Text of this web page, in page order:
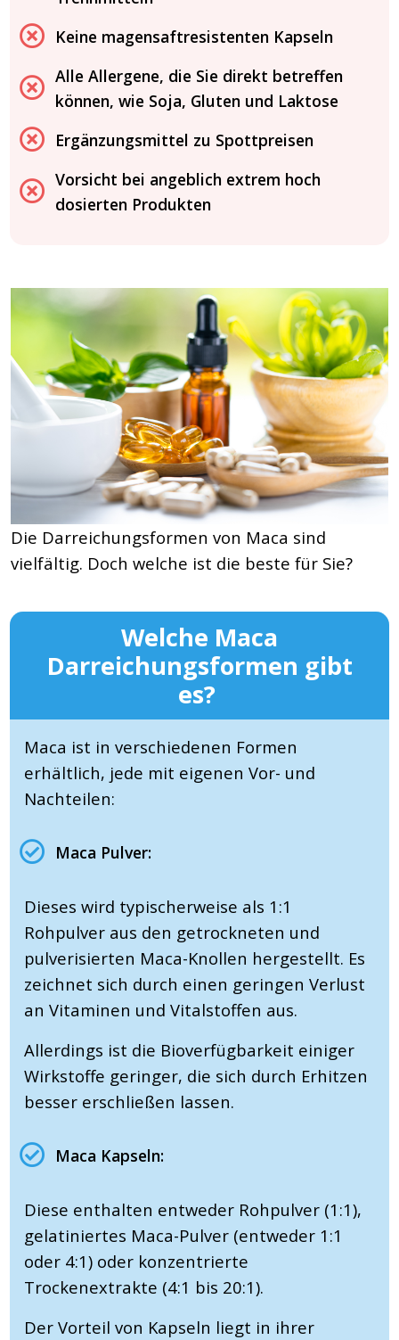
Keine magensaftresistenten Kapseln
Alle Allergene, die Sie direkt betreffen
können, wie Soja, Gluten und Laktose
Ergänzungsmittel zu Spottpreisen
Vorsicht bei angeblich extrem hoch
dosierten Produkten
Die Darreichungsformen von Maca sind
vielfältig. Doch welche ist die beste für Sie?
Welche Maca
Darreichungsformen gibt
es?
Maca ist in verschiedenen Formen
erhältlich, jede mit eigenen Vor- und
Nachteilen:
Maca Pulver:
Dieses wird typischerweise als 1:1
Rohpulver aus den getrockneten und
pulverisierten Maca-Knollen hergestellt. Es
zeichnet sich durch einen geringen Verlust
an Vitaminen und Vitalstoffen aus.
Allerdings ist die Bioverfügbarkeit einiger
Wirkstoffe geringer, die sich durch Erhitzen
besser erschließen lassen.
Maca Kapseln:
Diese enthalten entweder Rohpulver (1:1),
gelatiniertes Maca-Pulver (entweder 1:1
oder 4:1) oder konzentrierte
Trockenextrakte (4:1 bis 20:1).
Der Vorteil von Kapseln liegt in ihrer